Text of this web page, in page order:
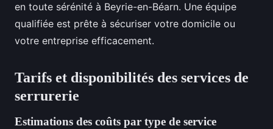
en toute sérénité à Beyrie-en-Béarn. Une équipe
qualifiée est prête à sécuriser votre domicile ou
votre entreprise efficacement.
Tarifs et disponibilités des services de
serrurerie
Estimations des coûts par type de service